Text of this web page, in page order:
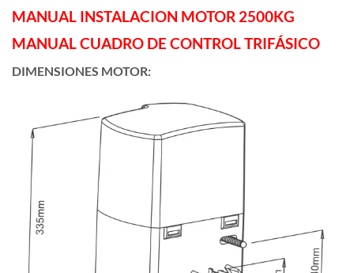
MANUAL INSTALACION MOTOR 2500KG
MANUAL CUADRO DE CONTROL TRIFÁSICO
DIMENSIONES MOTOR: